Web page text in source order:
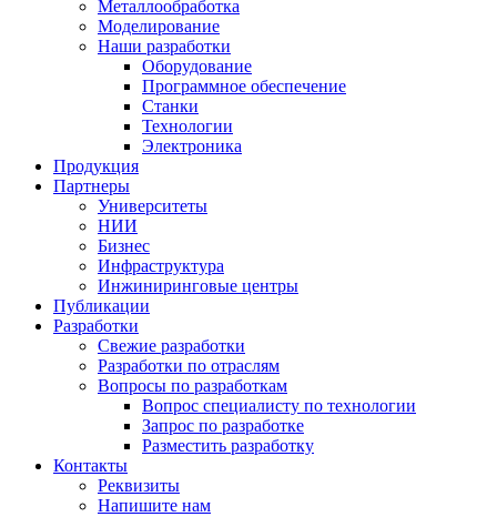
Металлообработка
Моделирование
Наши разработки
Оборудование
Программное обеспечение
Станки
Технологии
Электроника
Продукция
Партнеры
Университеты
НИИ
Бизнес
Инфраструктура
Инжиниринговые центры
Публикации
Разработки
Свежие разработки
Разработки по отраслям
Вопросы по разработкам
Вопрос специалисту по технологии
Запрос по разработке
Разместить разработку
Контакты
Реквизиты
Напишите нам